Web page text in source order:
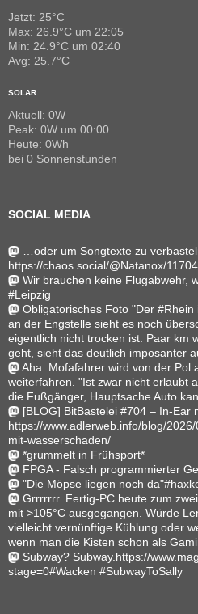
Jetzt: 25°C
Max: 26.9°C um 22:05
Min: 24.9°C um 02:40
Avg: 25.7°C
SOLAR
Aktuell: 0W
Peak: 0W um 00:00
Heute: 0Wh
bei 0 Sonnenstunden
SOCIAL MEDIA
…oder um Songtexte zu
https://chaos.social/@Natanox/
Wir brauchen keine Flugabwehr,
#Leipzig
Obligatorisches Foto "Der
an der Engstelle sieht es noch
eigentlich nicht trocken ist. Paar km
geht, sieht das deutlich imposanter
Aha. Mofafahrer wird von der Pol
weiterfahren. "Ist zwar nicht erlaubt
die Fußgänger, Hauptsache Auto
[BLOG] BitBastelei #704 – In-Ear
https://www.adlerweb.info/blog/
mit-wasserschaden/
*grummelt in Frühsport*
FPGA - Falsch programmierter
"Die Möpse liegen noch
Grrrrrrr. Fertig-PC heute zum
mit >105°C ausgegangen. Würde
vielleicht vernünftige Kühlung oder
wenn man die Kisten schon als
Subway? Subway.https://
stage=0#Wacken #SubwayToSally